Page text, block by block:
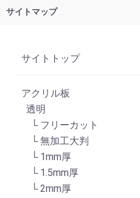
サイトマップ
サイトトップ
アクリル板
透明
└ フリーカット
└ 無加工大判
└ 1mm厚
└ 1.5mm厚
└ 2mm厚